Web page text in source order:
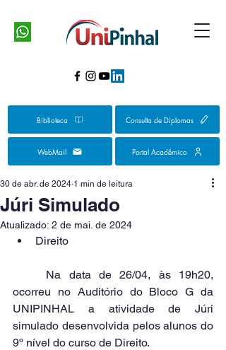
Biblioteca Consulta de Diplomas
WebMail Portal Acadêmico
Júri Simulado
30 de abr. de 2024 1 min de leitura
Atualizado: 2 de mai. de 2024
Direito
ocorreu no Auditório do Bloco G da
UNIPINHAL a atividade de Júri
simulado desenvolvida pelos alunos do
9º nível do curso de Direito.